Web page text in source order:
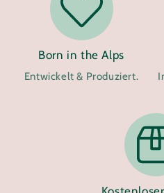
Born in the Alps
Entwickelt & Produziert.